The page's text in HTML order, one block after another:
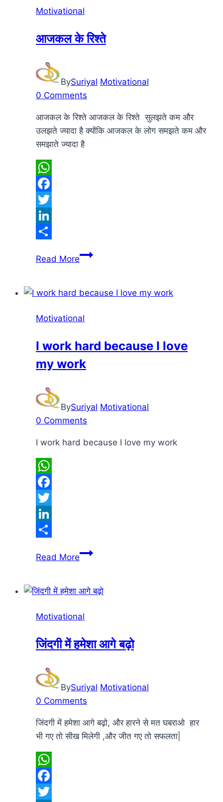
Motivational
आजकल के रिश्ते
BySuriyal Motivational
0 Comments
आजकल के रिश्ते आजकल के रिश्ते सुलझते कम और
उलझते ज्यादा है क्योंकि आजकल के लोग समझते कम और
समझाते ज्यादा है
WhatsApp
Facebook
Twitter
LinkedIn
Read Moreआजकल
Motivational
I work hard because I love
my work
BySuriyal Motivational
0 Comments
I work hard because I love my work
WhatsApp
Facebook
Twitter
LinkedIn
Read MoreI
because
love
work
Motivational
जिंदगी में हमेशा आगे बढ़ो
BySuriyal Motivational
0 Comments
जिंदगी में हमेशा आगे बढ़ो, और हारने से मत घबराओ हार
भी गए तो सीख मिलेगी ,और जीत गए तो सफलता|
WhatsApp
Facebook